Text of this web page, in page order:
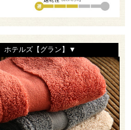
ホテルズ【グラン】▼